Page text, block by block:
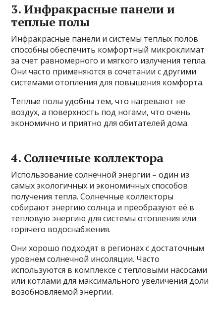
3. Инфракрасные панели и
теплые полы
Инфракрасные панели и системы теплых полов
способны обеспечить комфортный микроклимат
за счет равномерного и мягкого излучения тепла.
Они часто применяются в сочетании с другими
системами отопления для повышения комфорта.
Теплые полы удобны тем, что нагревают не
воздух, а поверхность под ногами, что очень
экономично и приятно для обитателей дома.
4. Солнечные коллектора
Использование солнечной энергии – один из
самых экологичных и экономичных способов
получения тепла. Солнечные коллекторы
собирают энергию солнца и преобразуют её в
тепловую энергию для системы отопления или
горячего водоснабжения.
Они хорошо подходят в регионах с достаточным
уровнем солнечной инсоляции. Часто
используются в комплексе с тепловыми насосами
или котлами для максимального увеличения доли
возобновляемой энергии.